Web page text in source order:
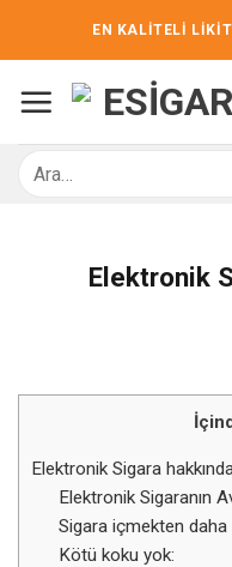
EN KALİTELİ
Ara:
Elektronik
Elektronik Sigara
Elektronik Sigaranın
Sigara içmekten daha
Kötü koku yok: